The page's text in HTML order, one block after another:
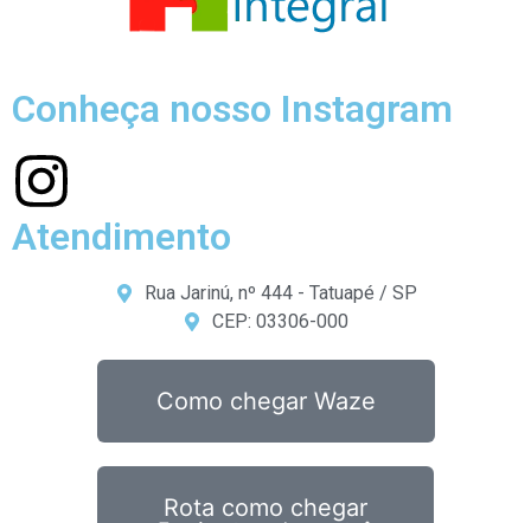
Conheça nosso Instagram
Atendimento
Rua Jarinú, nº 444 - Tatuapé / SP
CEP: 03306-000
Como chegar Waze
Rota como chegar